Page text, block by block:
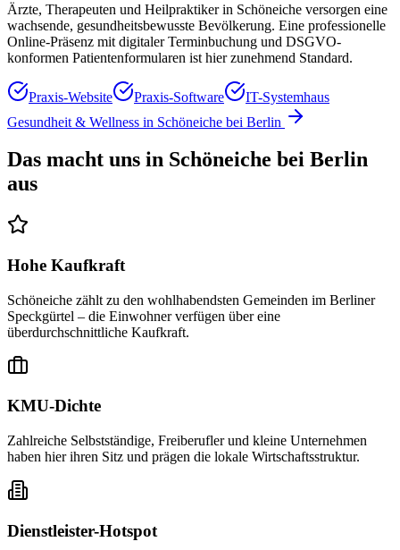
Ärzte, Therapeuten und Heilpraktiker in Schöneiche versorgen eine
wachsende, gesundheitsbewusste Bevölkerung. Eine professionelle
Online-Präsenz mit digitaler Terminbuchung und DSGVO-
konformen Patientenformularen ist hier zunehmend Standard.
Praxis-Website Praxis-Software
IT-Systemhaus
Gesundheit & Wellness in Schöneiche bei Berlin
Das macht uns in Schöneiche bei Berlin
aus
Hohe Kaufkraft
Schöneiche zählt zu den wohlhabendsten Gemeinden im Berliner
Speckgürtel – die Einwohner verfügen über eine
überdurchschnittliche Kaufkraft.
KMU-Dichte
Zahlreiche Selbstständige, Freiberufler und kleine Unternehmen
haben hier ihren Sitz und prägen die lokale Wirtschaftsstruktur.
Dienstleister-Hotspot